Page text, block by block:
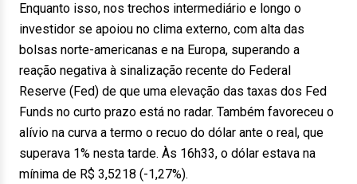
Enquanto isso, nos trechos intermediário e longo o
investidor se apoiou no clima externo, com alta das
bolsas norte-americanas e na Europa, superando a
reação negativa à sinalização recente do Federal
Reserve (Fed) de que uma elevação das taxas dos Fed
Funds no curto prazo está no radar. Também favoreceu o
alívio na curva a termo o recuo do dólar ante o real, que
superava 1% nesta tarde. Às 16h33, o dólar estava na
mínima de R$ 3,5218 (-1,27%).